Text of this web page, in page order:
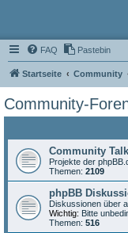
FAQ Pastebin
Startseite Community
Community-
Community Talk
Projekte der
Themen: 2109
phpBB
Diskussionen über
Wichtig: Bitte
Themen: 516